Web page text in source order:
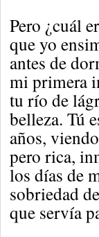
Pero ¿cuál
que yo
antes de
mi primera
tu río de
belleza. Tú
años,
pero rica,
los días de
sobriedad
que servía